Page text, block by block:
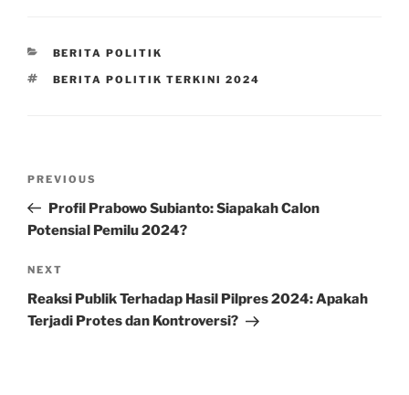
CATEGORIES
BERITA POLITIK
TAGS
BERITA POLITIK TERKINI 2024
Previous
Post
PREVIOUS
Profil Prabowo Subianto: Siapakah Calon
Potensial Pemilu 2024?
Next
Post
NEXT
Reaksi Publik Terhadap Hasil Pilpres 2024: Apakah
Terjadi Protes dan Kontroversi?